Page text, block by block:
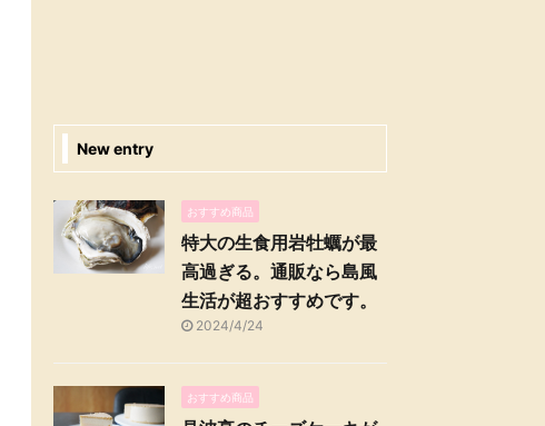
New entry
おすすめ商品
特大の生食用岩牡蠣が最
高過ぎる。通販なら島風
生活が超おすすめです。
2024/4/24
おすすめ商品